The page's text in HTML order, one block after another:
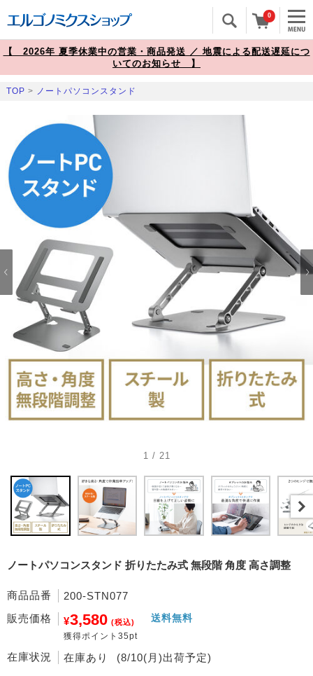
0
【 2026年 夏季休業中の営業・商品発送 ／ 地震による配送遅延につ
いてのお知らせ 】
TOP > ノートパソコンスタンド
1 / 21
ノートパソコンスタンド 折りたたみ式 無段階 角度 高さ調整
商品品番
200-STN077
販売価格
¥3,580 (税込)
獲得ポイント35pt
送料無料
在庫状況 在庫あり (8/10(月)出荷予定)